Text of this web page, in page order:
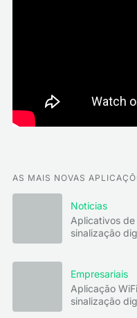
AS MAIS NOVAS
Noticias
Aplicativos
sinalização
Empresariais
Aplicação
sinalização